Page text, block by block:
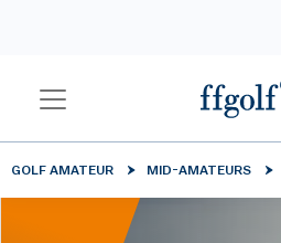
GOLF AMATEUR MID-AMATEURS